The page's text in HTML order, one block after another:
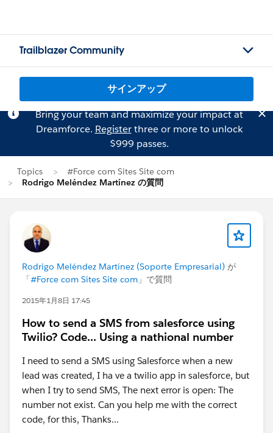
Trailblazer Community
サインアップ
Bring your team and maximize your impact at
Dreamforce. Registerthree or more to unlock
$999 passes.
Topics
#Force com Sites Site com
Rodrigo Meléndez Martínez の質問
Rodrigo Meléndez Martínez (Soporte Empresarial) が
「#Force com Sites Site com 」で質問
2015年1月8日 17:45
How to send a SMS from salesforce using
Twilio? Code... Using a nathional number
I need to send a SMS using Salesforce when a new
lead was created, I ha ve a twilio app in salesforce, but
when I try to send SMS, The next error is open: The
number not exist. Can you help me with the correct
code, for this, Thanks...